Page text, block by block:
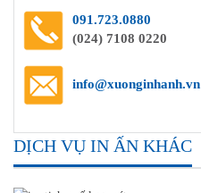
091.723.0880
(024) 7108 0220
info@xuonginhanh.vn
DỊCH VỤ IN ẤN KHÁC